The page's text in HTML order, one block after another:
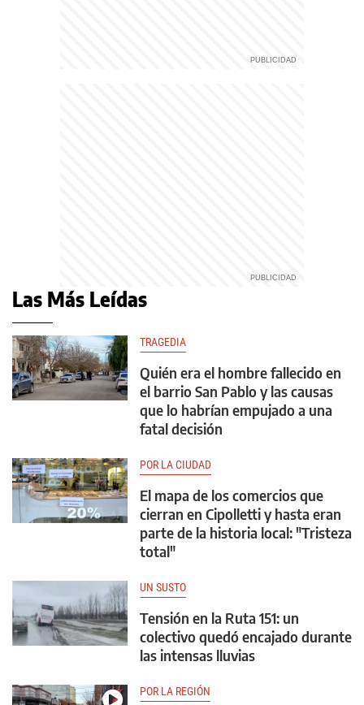
Las Más Leídas
TRAGEDIA
Quién era el hombre fallecido en
el barrio San Pablo y las causas
que lo habrían empujado a una
fatal decisión
POR LA CIUDAD
El mapa de los comercios que
cierran en Cipolletti y hasta eran
parte de la historia local: "Tristeza
total"
UN SUSTO
Tensión en la Ruta 151: un
colectivo quedó encajado durante
las intensas lluvias
POR LA REGIÓN